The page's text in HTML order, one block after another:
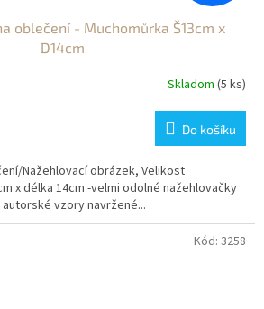
oblečení - Muchomůrka Š13cm x
D14cm
Skladom (5 ks)
Do košíku
Nažehlovací obrázek, Velikost
x délka 14cm -velmi odolné nažehlovačky
vzory navržené...
Kód: 3258